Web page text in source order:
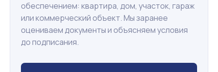
обеспечением: квартира, дом, участок, гараж
или коммерческий объект. Мы заранее
оцениваем документы и объясняем условия
до подписания.